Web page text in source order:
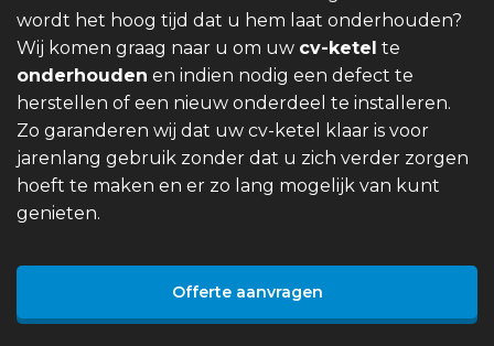
wordt het hoog tijd dat u hem laat onderhouden?
Wij komen graag naar u om uw cv-ketel te
onderhouden en indien nodig een defect te
herstellen of een nieuw onderdeel te installeren.
Zo garanderen wij dat uw cv-ketel klaar is voor
jarenlang gebruik zonder dat u zich verder zorgen
hoeft te maken en er zo lang mogelijk van kunt
genieten.
Offerte aanvragen